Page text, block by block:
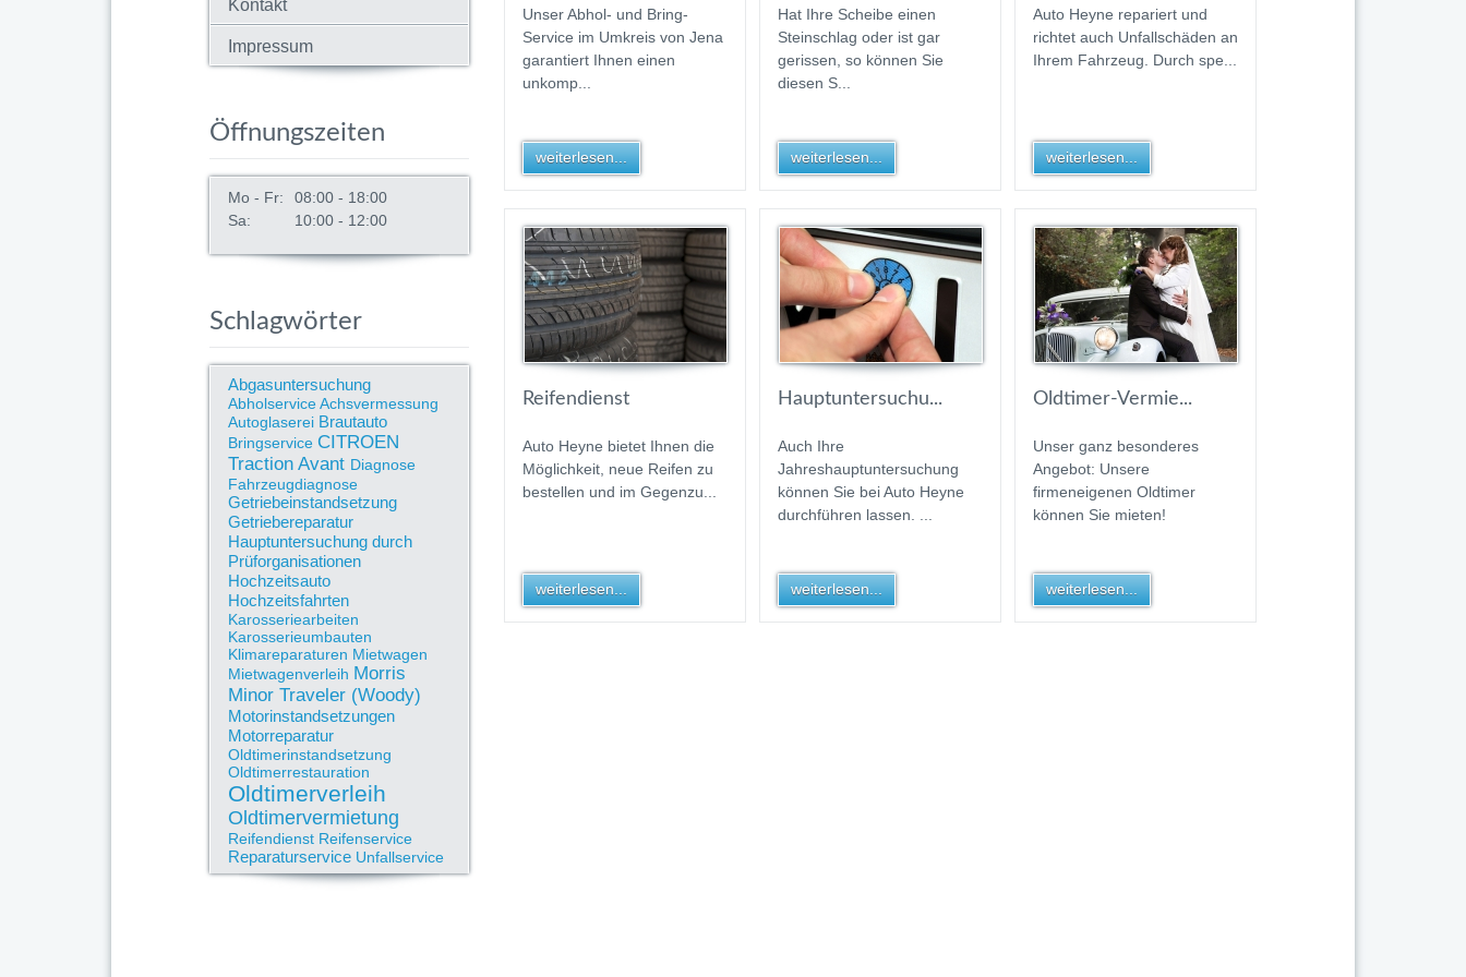
Unfall-Service
Auto Heyne verlassen.
weiterlesen ...
Oldtimer
Restauration
Bei Auto-Heyne ist Ihr
"Schatz" in besten Händen!
Mit Leidenschaft und Liebe
zum Detail widmen wir uns
Ihrem Oldtimer, damit die
Kontakt
Impressum
Öffnungszeiten
Mo - Fr:
08:00 - 18:00
Sa:
10:00 - 12:00
Schlagwörter
Abgasuntersuchung
AbholserviceAchsvermessung
Autoglaserei Brautauto
Bringservice CITROEN
Traction Avant Diagnose
Fahrzeugdiagnose
Getriebeinstandsetzung
Getriebereparatur
Hauptuntersuchung durch
Prüforganisationen
Hochzeitsauto
Hochzeitsfahrten
Karosseriearbeiten
Karosserieumbauten
Klimareparaturen Mietwagen
Mietwagenverleih Morris
Minor Traveler (Woody)
Motorinstandsetzungen
Motorreparatur
Oldtimerinstandsetzung
Oldtimerrestauration
Oldtimerverleih
Oldtimervermietung
Reifendienst Reifenservice
Reparaturservice Unfallservice
Unser Abhol- und Bring-
Service im Umkreis von Jena
garantiert Ihnen einen
unkomp...
weiterlesen...
Hat Ihre Scheibe einen
Steinschlag oder ist gar
gerissen, so können Sie
diesen S...
weiterlesen...
Auto Heyne repariert und
richtet auch Unfallschäden an
Ihrem Fahrzeug. Durch spe...
weiterlesen...
Reifendienst
Auto Heyne bietet Ihnen die
Möglichkeit, neue Reifen zu
bestellen und im Gegenzu...
weiterlesen...
Hauptuntersuchu...
Auch Ihre
Jahreshauptuntersuchung
können Sie bei Auto Heyne
durchführen lassen. ...
weiterlesen...
Oldtimer-Vermie...
Unser ganz besonderes
Angebot: Unsere
firmeneigenen Oldtimer
können Sie mieten!
weiterlesen...